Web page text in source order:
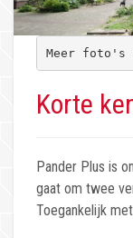
Korte
Pander Plus is
gaat om twee
Toegankelijk